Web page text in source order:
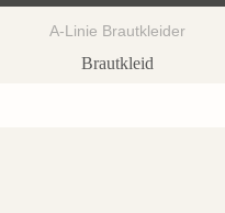
A-Linie Brautkleider
Brautkleid